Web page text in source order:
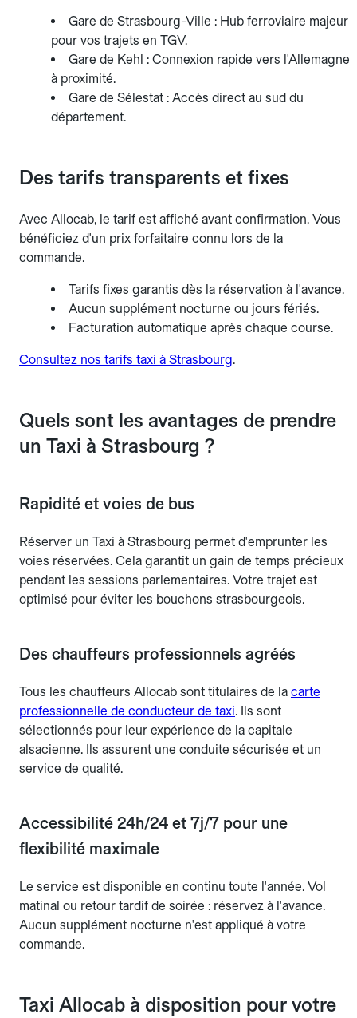
Gare de Strasbourg-Ville : Hub ferroviaire majeur
pour vos trajets en TGV.
Gare de Kehl : Connexion rapide vers l'Allemagne
à proximité.
Gare de Sélestat : Accès direct au sud du
département.
Des tarifs transparents et fixes
Avec Allocab, le tarif est affiché avant confirmation. Vous
bénéficiez d'un prix forfaitaire connu lors de la
commande.
Tarifs fixes garantis dès la réservation à l'avance.
Aucun supplément nocturne ou jours fériés.
Facturation automatique après chaque course.
Consultez nos tarifs taxi à Strasbourg.
Quels sont les avantages de prendre
un Taxi à Strasbourg ?
Rapidité et voies de bus
Réserver un Taxi à Strasbourg permet d'emprunter les
voies réservées. Cela garantit un gain de temps précieux
pendant les sessions parlementaires. Votre trajet est
optimisé pour éviter les bouchons strasbourgeois.
Des chauffeurs professionnels agréés
Tous les chauffeurs Allocab sont titulaires de la carte
professionnelle de conducteur de taxi. Ils sont
sélectionnés pour leur expérience de la capitale
alsacienne. Ils assurent une conduite sécurisée et un
service de qualité.
Accessibilité 24h/24 et 7j/7 pour une
flexibilité maximale
Le service est disponible en continu toute l'année. Vol
matinal ou retour tardif de soirée : réservez à l'avance.
Aucun supplément nocturne n'est appliqué à votre
commande.
Taxi Allocab à disposition pour votre